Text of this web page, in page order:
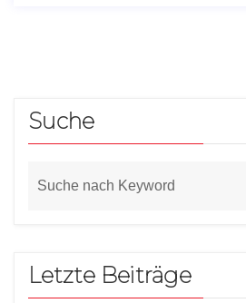
Suche
Letzte Beiträge